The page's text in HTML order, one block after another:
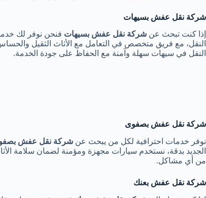
شركة نقل عفش بسيهات
إذا كنت تبحث عن شركة نقل عفش بسيهات فنحن نوفر لك
النقل، مع فريق متخصص في التعامل مع الأثاث الثقيل
النقل في سيهات سهلة وآمنة مع الحفاظ على جودة الخدمة.
شركة نقل عفش بصفوى
نوفر خدمات احترافية لكل من يبحث عن شركة نقل عفش
الجديد بدقة، نستخدم سيارات مجهزة ومؤمنة لضمان سلامة
من أي مشاكل.
شركة نقل عفش بعنك